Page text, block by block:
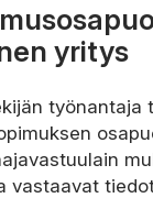
yritys
työnantaja
vastaavat